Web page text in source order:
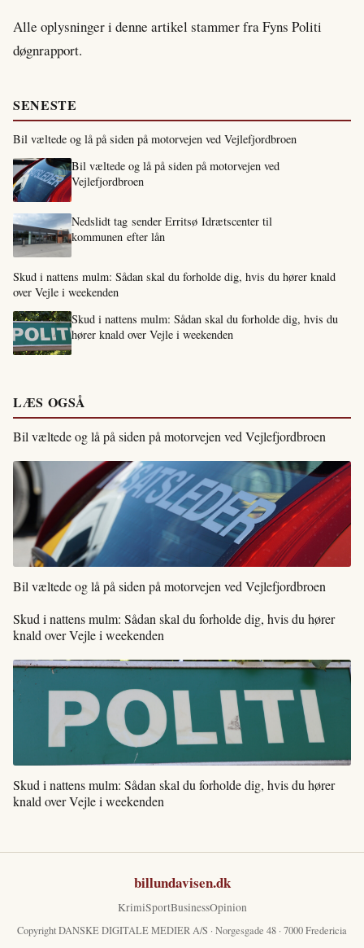
Alle oplysninger i denne artikel stammer fra Fyns Politi
døgnrapport.
SENESTE
Bil væltede og lå på siden på motorvejen ved Vejlefjordbroen
Bil væltede og lå på siden på motorvejen ved
Vejlefjordbroen
Nedslidt tag sender Erritsø Idrætscenter til
kommunen efter lån
Skud i nattens mulm: Sådan skal du forholde dig, hvis du hører knald
over Vejle i weekenden
Skud i nattens mulm: Sådan skal du forholde dig, hvis du
hører knald over Vejle i weekenden
LÆS OGSÅ
Bil væltede og lå på siden på motorvejen ved Vejlefjordbroen
Bil væltede og lå på siden på motorvejen ved Vejlefjordbroen
Skud i nattens mulm: Sådan skal du forholde dig, hvis du hører
knald over Vejle i weekenden
Skud i nattens mulm: Sådan skal du forholde dig, hvis du hører
knald over Vejle i weekenden
billundavisen.dk
KrimiSportBusinessOpinion
Copyright DANSKE DIGITALE MEDIER A/S · Norgesgade 48 · 7000 Fredericia